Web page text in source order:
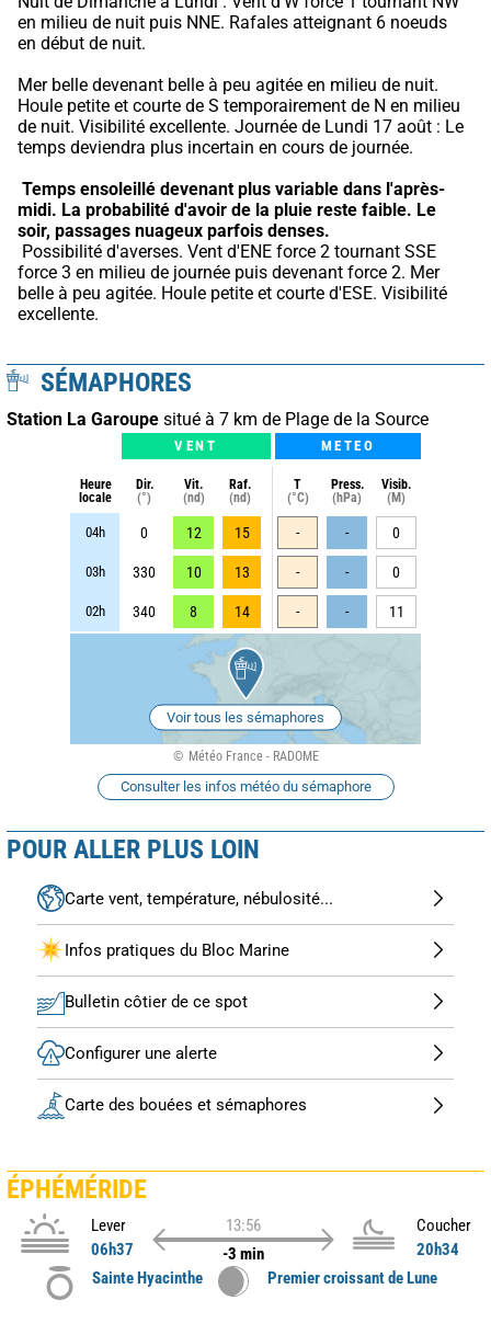
en milieu de nuit puis NNE. Rafales atteignant 6 noeuds
en début de nuit.
Mer belle devenant belle à peu agitée en milieu de nuit.
Houle petite et courte de S temporairement de N en milieu
de nuit. Visibilité excellente. Journée de Lundi 17 août : Le
temps deviendra plus incertain en cours de journée.
Temps ensoleillé devenant plus variable dans l'après-
midi. La probabilité d'avoir de la pluie reste faible. Le
soir, passages nuageux parfois denses.
force 3 en milieu de journée puis devenant force 2. Mer
belle à peu agitée. Houle petite et courte d'ESE. Visibilité
excellente.
SÉMAPHORES
Station La Garoupe situé à 7 km de Plage de la Source
VENT METEO
Heure
locale
Dir.
(°)
Vit.
(nd)
Raf.
(nd)
T
(°C)
Press.
(hPa)
Visib.
(M)
04h 0 12 15 - - 0
03h 330 10 13 - - 0
02h 340 8 14 - - 11
Voir tous les sémaphores
Météo France - RADOME
Consulter les infos météo du sémaphore
POUR ALLER PLUS LOIN
Carte vent, température, nébulosité...
Infos pratiques du Bloc Marine
Bulletin côtier de ce spot
Configurer une alerte
Carte des bouées et sémaphores
ÉPHÉMÉRIDE
Lever
06h37
13:56
-3 min
Coucher
20h34
Sainte Hyacinthe
Premier croissant de Lune